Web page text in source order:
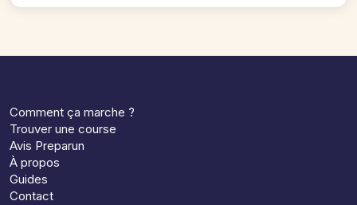
Comment ça marche ?
Trouver une course
Avis Preparun
À propos
Guides
Contact